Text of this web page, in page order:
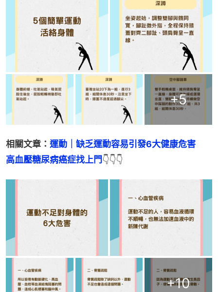
+5
相關文章： 運動｜缺乏運動容易引發6大健康危害
高血壓糖尿病癌症找上門 👇👇👇
+10